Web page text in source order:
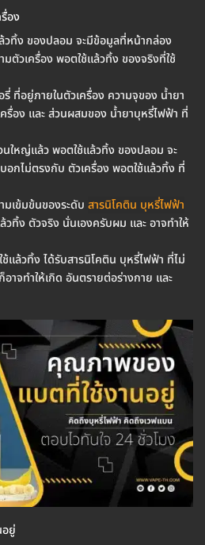
อง
ทิ้ง ของปลอม จะมีข้อมูลที่หน้ากล่อง
ตัวเครื่อง พอตใช้แล้วทิ้ง ของจริงที่ใช้
รี่ ที่อยู่ภายในตัวเครื่อง ความจุของ น้ำยา
รื่อง และ ส่วนผสมของ น้ำยาบุหรี่ไฟฟ้า ที่
นใหญ่แล้ว พอตใช้แล้วทิ้ง ของปลอม จะ
อกไม่ตรงกับ ตัวเครื่อง พอตใช้แล้วทิ้ง ที่
เข้มข้นของระดับ สารนิโคติน บุหรี่ไฟฟ้า
วทิ้ง ตัวจริง นั่นเองครับผม และ อาจทำให้
แล้วทิ้ง ได้รับสารนิโคติน บุหรี่ไฟฟ้า ที่ไม่
าจทำให้เกิด อันตรายต่อร่างกาย และ
ยู่